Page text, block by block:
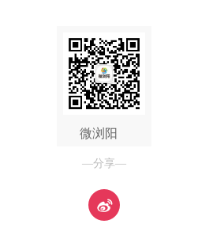
微浏阳
—分享—